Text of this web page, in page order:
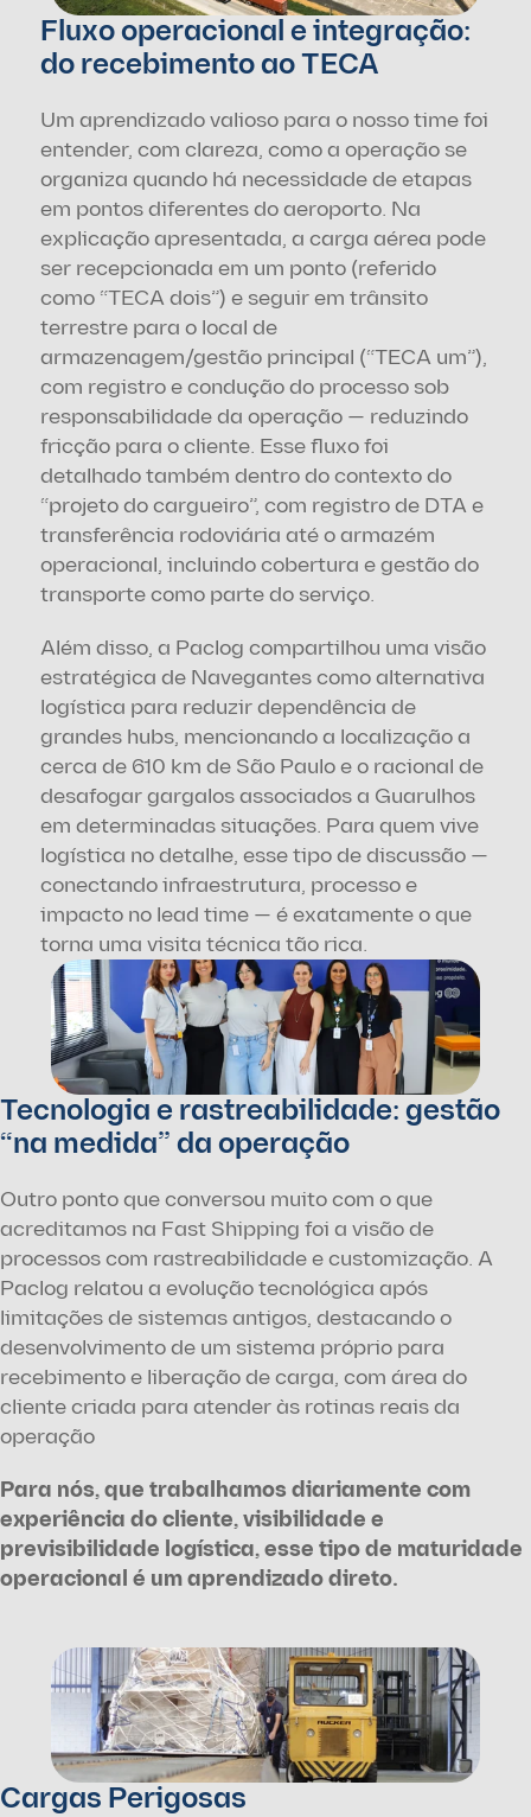
Fluxo operacional e integração:
do recebimento ao TECA
Um aprendizado valioso para o nosso time foi
entender, com clareza, como a operação se
organiza quando há necessidade de etapas
em pontos diferentes do aeroporto. Na
explicação apresentada, a carga aérea pode
ser recepcionada em um ponto (referido
como “TECA dois”) e seguir em trânsito
terrestre para o local de
armazenagem/gestão principal (“TECA um”),
com registro e condução do processo sob
responsabilidade da operação — reduzindo
fricção para o cliente. Esse fluxo foi
detalhado também dentro do contexto do
“projeto do cargueiro”, com registro de DTA e
transferência rodoviária até o armazém
operacional, incluindo cobertura e gestão do
transporte como parte do serviço.
Além disso, a Paclog compartilhou uma visão
estratégica de Navegantes como alternativa
logística para reduzir dependência de
grandes hubs, mencionando a localização a
cerca de 610 km de São Paulo e o racional de
desafogar gargalos associados a Guarulhos
em determinadas situações. Para quem vive
logística no detalhe, esse tipo de discussão —
conectando infraestrutura, processo e
impacto no lead time — é exatamente o que
torna uma visita técnica tão rica.
Tecnologia e rastreabilidade: gestão
“na medida” da operação
Outro ponto que conversou muito com o que
acreditamos na Fast Shipping foi a visão de
processos com rastreabilidade e customização. A
Paclog relatou a evolução tecnológica após
limitações de sistemas antigos, destacando o
desenvolvimento de um sistema próprio para
recebimento e liberação de carga, com área do
cliente criada para atender às rotinas reais da
operação
Para nós, que trabalhamos diariamente com
experiência do cliente, visibilidade e
previsibilidade logística, esse tipo de maturidade
operacional é um aprendizado direto.
Cargas Perigosas